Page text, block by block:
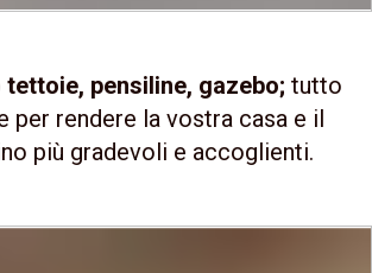
tettoie, pensiline, gazebo; tutto
per rendere la vostra casa e il
più gradevoli e accoglienti.